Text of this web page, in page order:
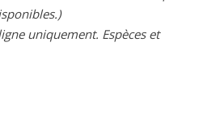
uniquement. Espèces et